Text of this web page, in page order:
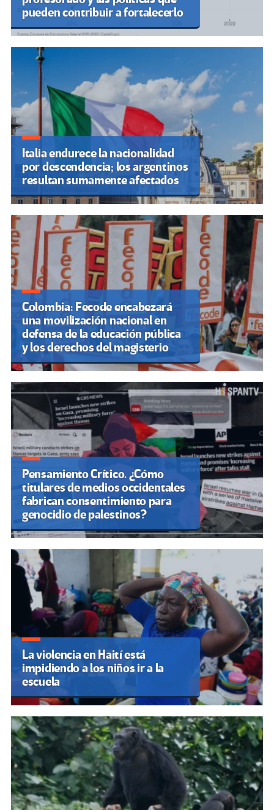
pueden contribuir a fortalecerlo
Italia endurece la nacionalidad
por descendencia; los argentinos
resultan sumamente afectados
Colombia: Fecode encabezará
una movilización nacional en
defensa de la educación pública
y los derechos del magisterio
Pensamiento Crítico. ¿Cómo
titulares de medios occidentales
fabrican consentimiento para
genocidio de palestinos?
La violencia en Haití está
impidiendo a los niños ir a la
escuela